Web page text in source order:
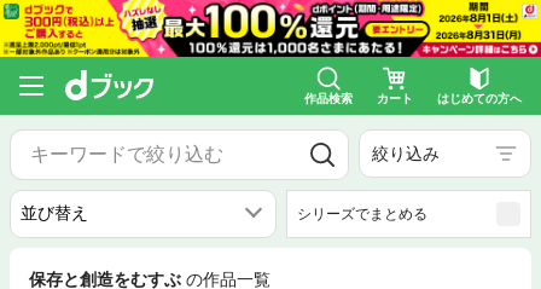
作品検索 カート はじめての方へ
絞り込み
シリーズでまとめる
保存と創造をむすぶ の作品一覧